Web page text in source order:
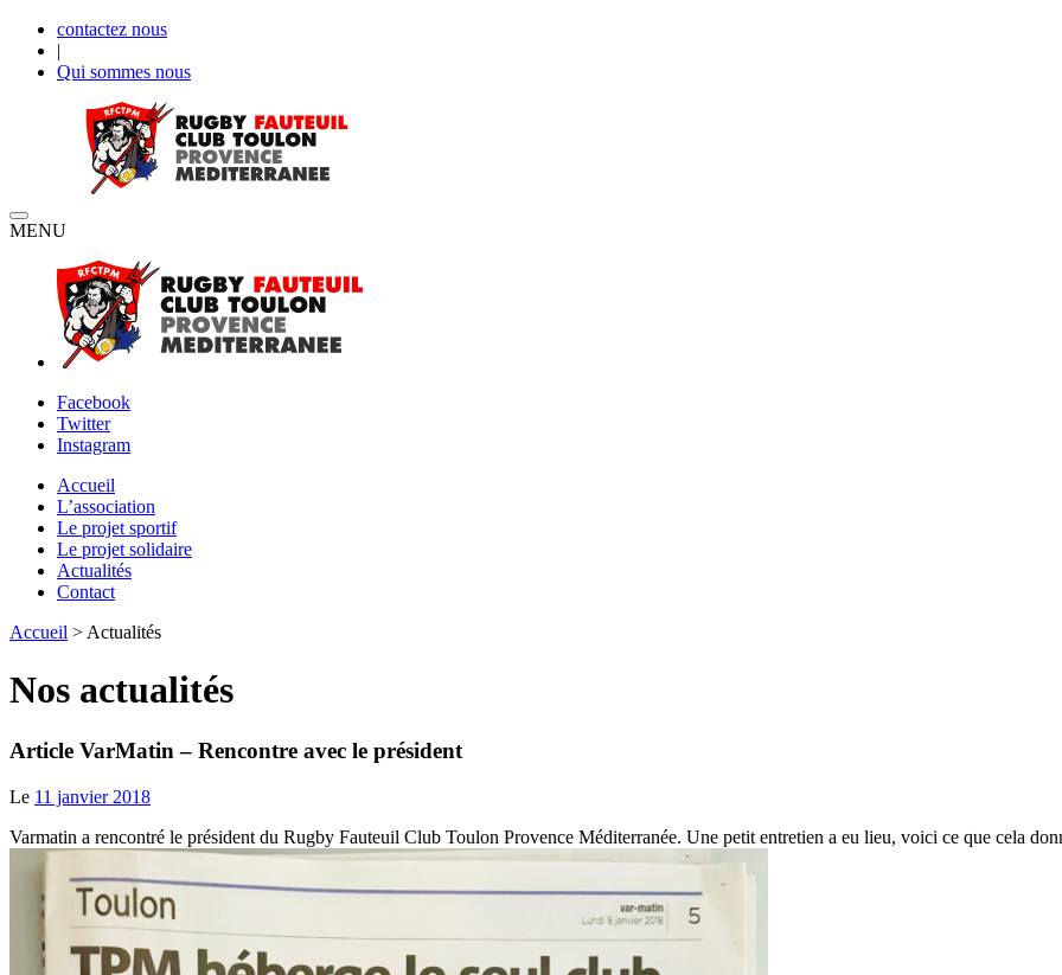
contactez nous
|
Qui sommes nous
MENU
Facebook
Twitter
Instagram
Accueil
L’association
Le projet sportif
Le projet solidaire
Actualités
Contact
Accueil > Actualités
Nos actualités
Article VarMatin – Rencontre avec le président
Le 11 janvier 2018
Varmatin a rencontré le président du Rugby Fauteuil Club Toulon Provence Méditerranée. Une petit entretien a eu lieu, voici ce que cela